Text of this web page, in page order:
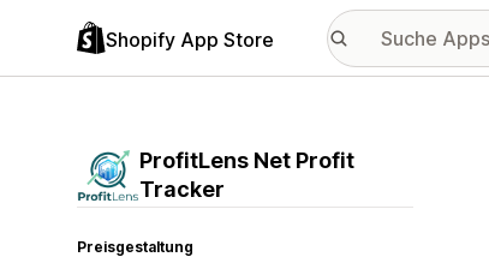
Shopify App Store
ProfitLens Net Profit
Tracker
Preisgestaltung